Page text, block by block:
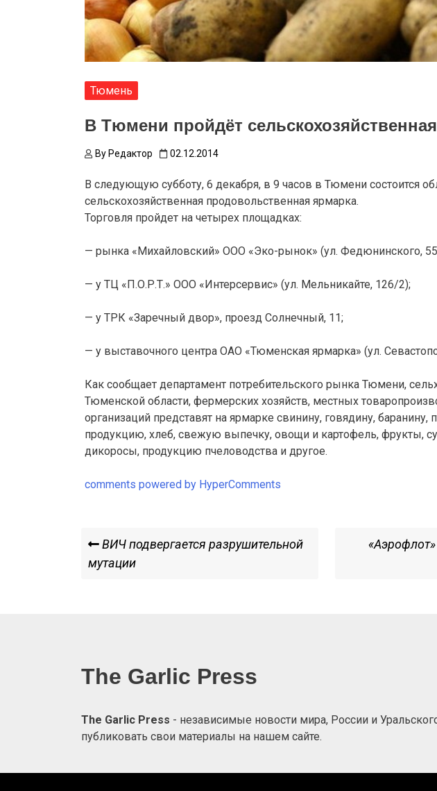
Тюмень
В Тюмени пройдёт
By Редактор 02.12.2014
В следующую субботу, 6 декабря, в 9 часов в Тюмени состоится
сельскохозяйственная продовольственная ярмарка.
Торговля пройдет на четырех площадках:
— рынка «Михайловский» ООО «Эко-рынок» (ул. Федюнинского,
— у ТЦ «П.О.Р.Т.» ООО «Интерсервис» (ул. Мельникайте, 126/2);
— у ТРК «Заречный двор», проезд Солнечный, 11;
— у выставочного центра ОАО «Тюменская ярмарка» (ул.
Как сообщает департамент потребительского рынка Тюмени,
Тюменской области, фермерских хозяйств, местных
организаций представят на ярмарке свинину, говядину, баранину,
продукцию, хлеб, свежую выпечку, овощи и картофель, фрукты,
дикоросы, продукцию пчеловодства и другое.
comments powered by HyperComments
Навигация
по
Previous
Post
ВИЧ подвергается разрушительной
мутации
The Garlic Press
The Garlic Press - независимые новости мира, России и
публиковать свои материалы на нашем сайте.